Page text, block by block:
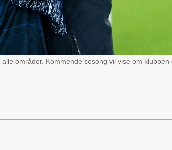
områder. Kommende sesong vil vise om